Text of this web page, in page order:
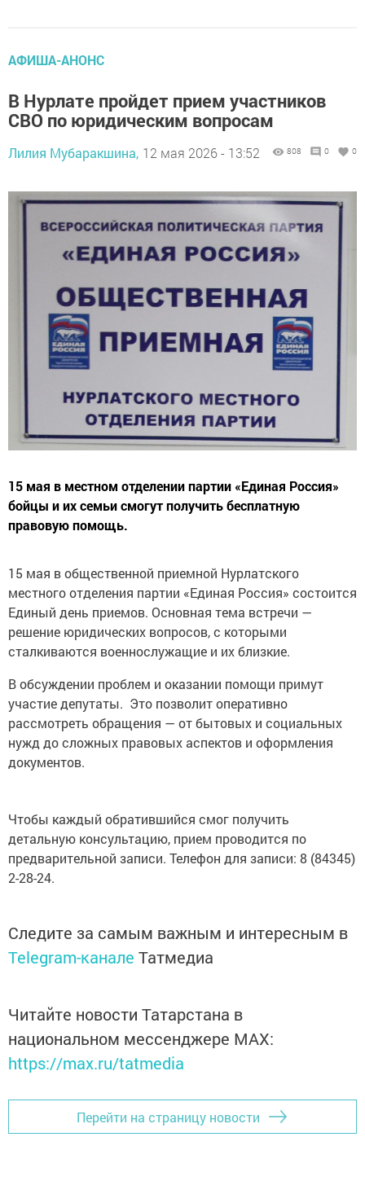
АФИША-АНОНС
В Нурлате пройдет прием участников
СВО по юридическим вопросам
Лилия Мубаракшина, 12 мая 2026 - 13:52 808 0 0
15 мая в местном отделении партии «Единая Россия»
бойцы и их семьи смогут получить бесплатную
правовую помощь.
15 мая в общественной приемной Нурлатского
местного отделения партии «Единая Россия» состоится
Единый день приемов. Основная тема встречи —
решение юридических вопросов, с которыми
сталкиваются военнослужащие и их близкие.
В обсуждении проблем и оказании помощи примут
участие депутаты. Это позволит оперативно
рассмотреть обращения — от бытовых и социальных
нужд до сложных правовых аспектов и оформления
документов.
Чтобы каждый обратившийся смог получить
детальную консультацию, прием проводится по
предварительной записи. Телефон для записи: 8 (84345)
2-28-24.
Следите за самым важным и интересным в
Telegram-канале Татмедиа
Читайте новости Татарстана в
национальном мессенджере MАХ:
https://max.ru/tatmedia
Перейти на страницу новости